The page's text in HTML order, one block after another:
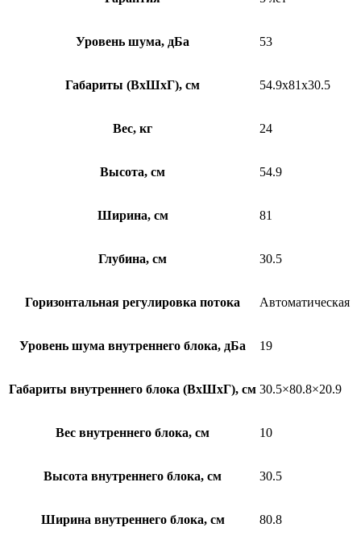
Уровень шума, дБа 53
Габариты (ВхШхГ), см 54.9x81x30.5
Вес, кг 24
Высота, см 54.9
Ширина, см 81
Глубина, см 30.5
Горизонтальная регулировка потока Автоматическая
Уровень шума внутреннего блока, дБа 19
Габариты внутреннего блока (ВхШхГ), см 30.5×80.8×20.9
Вес внутреннего блока, см 10
Высота внутреннего блока, см 30.5
Ширина внутреннего блока, см 80.8